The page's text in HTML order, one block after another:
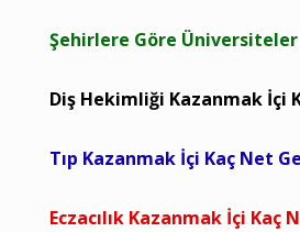
Şehirlere Göre Üniversiteler
Diş Hekimliği Kazanmak İçi
Tıp Kazanmak İçi Kaç Net
Eczacılık Kazanmak İçi Kaç